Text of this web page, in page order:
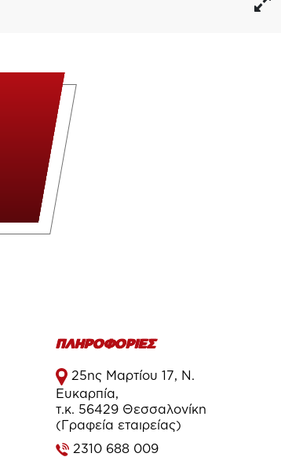
ΠΛΗΡΟΦΟΡΙΕΣ
25ης Μαρτίου 17, Ν.
Ευκαρπία,
τ.κ. 56429 Θεσσαλονίκη
(Γραφεία εταιρείας)
2310 688 009